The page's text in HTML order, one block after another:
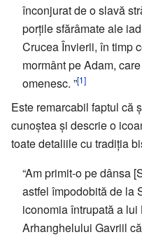
înconjurat de o slavă
porțile sfărâmate ale
Crucea Învierii, în timp
mormânt pe Adam,
omenesc. ”[1]
Este remarcabil faptul că
cunoștea și descrie o
toate detaliile cu tradiția
“Am primit-o pe dânsa
astfel împodobită de la
iconomia întrupată a
Arhanghelului Gavriil